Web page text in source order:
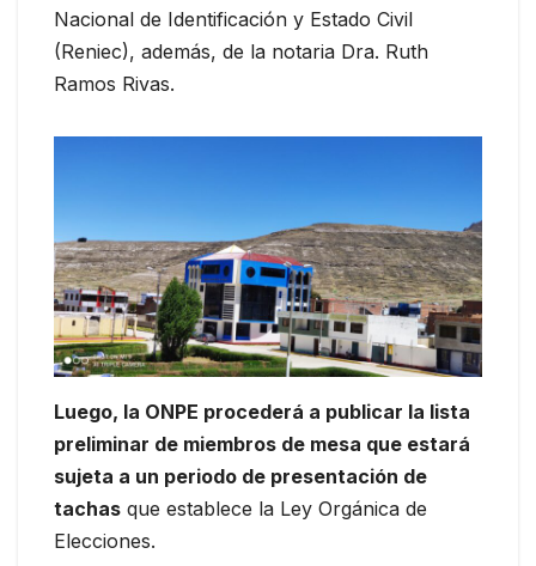
Nacional de Identificación y Estado Civil
(Reniec), además, de la notaria Dra. Ruth
Ramos Rivas.
Luego, la ONPE procederá a publicar la lista
preliminar de miembros de mesa que estará
sujeta a un periodo de presentación de
tachas que establece la Ley Orgánica de
Elecciones.